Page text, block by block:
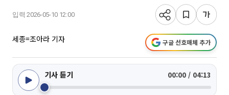
입력 2026-05-10 12:00
세종=조아라 기자 구글 선호매체 추가
기사 듣기 00:00 / 04:13